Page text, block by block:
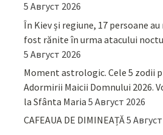
5 Август 2026
În Kiev și regiune, 17 persoane
fost rănite în urma atacului
5 Август 2026
Moment astrologic. Cele 5 zodii
Adormirii Maicii Domnului 2026.
la Sfânta Maria 5 Август 2026
CAFEAUA DE DIMINEAȚĂ5